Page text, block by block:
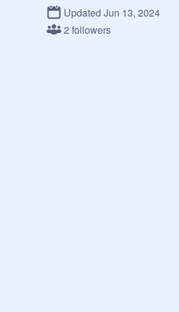
Updated Jun 13, 2024
2 followers